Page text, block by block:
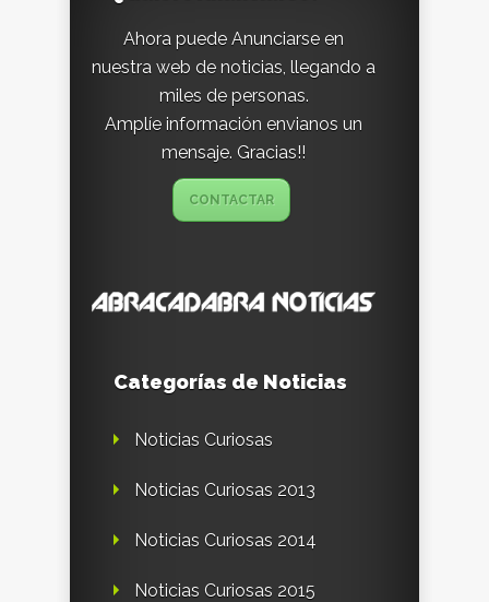
Ahora puede Anunciarse en
nuestra web de noticias, llegando a
miles de personas.
Amplíe información envianos un
mensaje. Gracias!!
CONTACTAR
Categorías de Noticias
Noticias Curiosas
Noticias Curiosas 2013
Noticias Curiosas 2014
Noticias Curiosas 2015